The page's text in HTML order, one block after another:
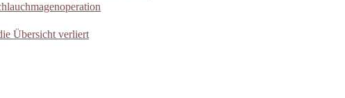
Übersicht verliert